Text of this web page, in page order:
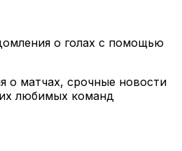
о голах с помощью
о матчах, срочные новости
любимых команд